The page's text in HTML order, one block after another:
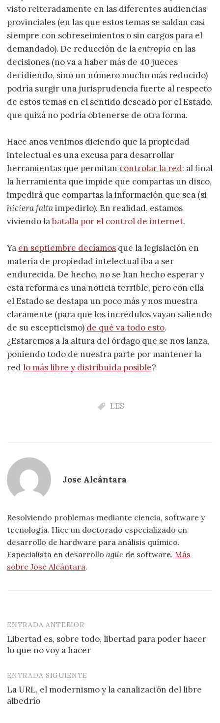
visto reiteradamente en las diferentes audiencias
provinciales (en las que estos temas se saldan casi
siempre con sobreseimientos o sin cargos para el
demandado). De reducción de laentropía en las
decisiones (no va a haber más de 40 jueces
decidiendo, sino un número mucho más reducido)
podría surgir una jurisprudencia fuerte al respecto
de estos temas en el sentido deseado por el Estado,
que quizá no podría obtenerse de otra forma.
Hace años venimos diciendo que la propiedad
intelectual es una excusa para desarrollar
herramientas que permitan controlar la red: al final
la herramienta que impide que compartas un disco,
impedirá que compartas la información que sea (si
hiciera faltaimpedirlo). En realidad, estamos
viviendo labatalla por el control de internet.
Ya en septiembre decíamos que la legislación en
materia de propiedad intelectual iba a ser
endurecida. De hecho, no se han hecho esperar y
esta reforma es una noticia terrible, pero con ella
el Estado se destapa un poco más y nos muestra
claramente (para que los incrédulos vayan saliendo
de su escepticismo) de qué va todo esto.
¿Estaremos a la altura del órdago que se nos lanza,
poniendo todo de nuestra parte por mantener la
redlo más libre y distribuida posible?
LES
Jose Alcántara
Resolviendo problemas mediante ciencia, software y
tecnología. Hice un doctorado especializado en
desarrollo de hardware para análisis químico.
Especialista en desarrolloagile de software. Más
sobre Jose Alcántara.
Navegación
de
ENTRADA ANTERIOR
Libertad es, sobre todo, libertad para poder hacer
lo que no voy a hacer
ENTRADA SIGUIENTE
La URL, el modernismo y la canalización del libre
albedrío